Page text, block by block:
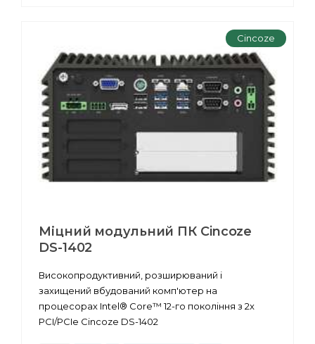
Cincoze
Міцний модульний ПК Cincoze
DS-1402
Високопродуктивний, розширюваний і
захищений вбудований комп'ютер на
процесорах Intel® Core™ 12-го покоління з 2x
PCI/PCIe Cincoze DS-1402